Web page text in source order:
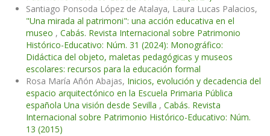
Santiago Ponsoda López de Atalaya, Laura Lucas Palacios,
"Una mirada al patrimoni": una acción educativa en el
museo , Cabás. Revista Internacional sobre Patrimonio
Histórico-Educativo: Núm. 31 (2024): Monográfico:
Didáctica del objeto, maletas pedagógicas y museos
escolares: recursos para la educación formal
Rosa María Añón Abajas, Inicios, evolución y decadencia del
espacio arquitectónico en la Escuela Primaria Pública
española Una visión desde Sevilla , Cabás. Revista
Internacional sobre Patrimonio Histórico-Educativo: Núm.
13 (2015)